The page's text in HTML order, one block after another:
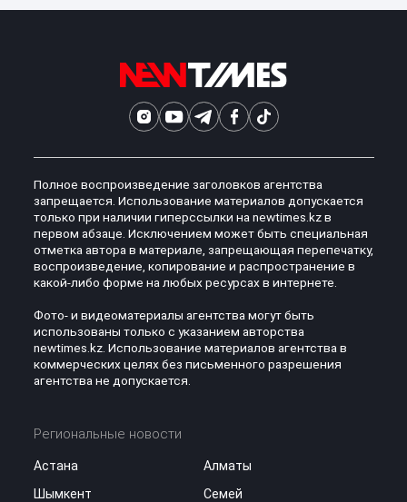
Полное воспроизведение заголовков агентства
запрещается. Использование материалов допускается
только при наличии гиперссылки на newtimes.kz в
первом абзаце. Исключением может быть специальная
отметка автора в материале, запрещающая перепечатку,
воспроизведение, копирование и распространение в
какой-либо форме на любых ресурсах в интернете.
Фото- и видеоматериалы агентства могут быть
использованы только с указанием авторства
newtimes.kz. Использование материалов агентства в
коммерческих целях без письменного разрешения
агентства не допускается.
Региональные новости
Астана
Алматы
Шымкент
Семей